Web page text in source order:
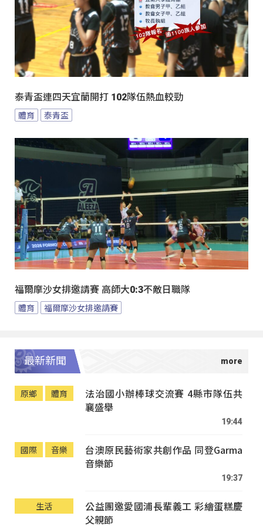
泰青盃連四天宜蘭開打 102隊伍熱血較勁
體育 泰青盃
福爾摩沙女排邀請賽 高師大0:3不敵日職隊
體育 福爾摩沙女排邀請賽
最新新聞
原鄉 體育
法治國小辦棒球交流賽 4縣市隊伍共
襄盛舉
19:44
國際 音樂
台澳原民藝術家共創作品 同登Garma
音樂節
19:37
生活
公益團邀愛國浦長輩義工 彩繪蛋糕慶
父親節